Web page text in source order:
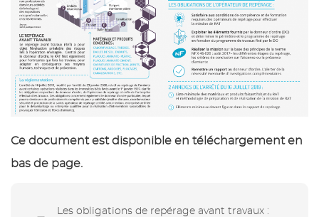
Ce document est disponible en téléchargement en
bas de page.
Les obligations de repérage avant travaux :